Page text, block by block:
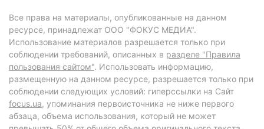
Все права на материалы, опубликованные на данном
ресурсе, принадлежат ООО "ФОКУС МЕДИА".
Использование материалов разрешается только при
соблюдении требований, описанных в разделе "Правила
пользования сайтом". Использовать информацию,
размещенную на данном ресурсе, разрешается только при
соблюдении следующих условий: гиперссылки на Сайт
focus.ua, упоминания первоисточника не ниже первого
абзаца, объема использования, который не может